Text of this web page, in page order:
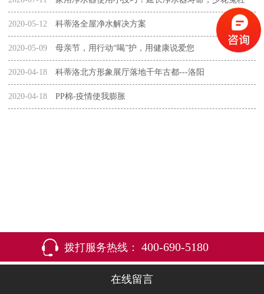
钱
2020-05-12 科蒂洛全屋净水解决方案
2020-05-09 母亲节，用行动“喝”护，用健康说爱您
2020-04-18 科蒂洛北方形象展厅落地千年古都---洛阳
2020-04-18 PP棉-疫情使我膨胀
拨打服务热线： 400-690-5180
在线留言